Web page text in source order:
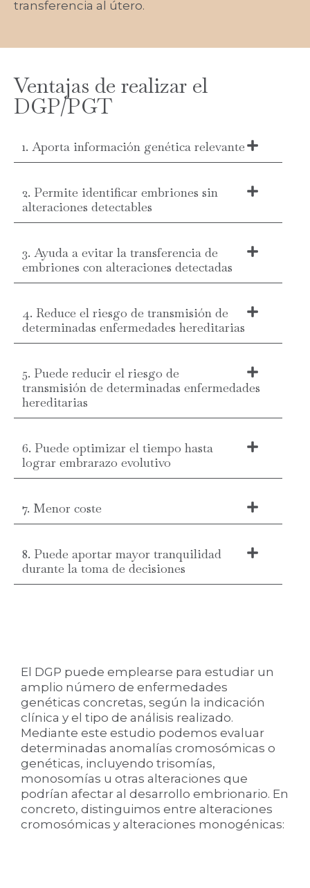
transferencia al útero.
Ventajas de realizar el
DGP/PGT
1. Aporta información genética relevante
2. Permite identificar embriones sin
alteraciones detectables
3. Ayuda a evitar la transferencia de
embriones con alteraciones detectadas
4. Reduce el riesgo de transmisión de
determinadas enfermedades hereditarias
5. Puede reducir el riesgo de
transmisión de determinadas enfermedades
hereditarias
6. Puede optimizar el tiempo hasta
lograr embrarazo evolutivo
7. Menor coste
8. Puede aportar mayor tranquilidad
durante la toma de decisiones
El DGP puede emplearse para estudiar un
amplio número de enfermedades
genéticas concretas, según la indicación
clínica y el tipo de análisis realizado.
Mediante este estudio podemos evaluar
determinadas anomalías cromosómicas o
genéticas, incluyendo trisomías,
monosomías u otras alteraciones que
podrían afectar al desarrollo embrionario. En
concreto, distinguimos entre alteraciones
cromosómicas y alteraciones monogénicas: